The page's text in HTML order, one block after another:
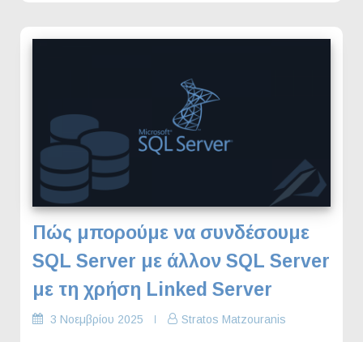
Πώς μπορούμε να συνδέσουμε
SQL Server με άλλον SQL Server
με τη χρήση Linked Server
3 Νοεμβρίου 2025 Stratos Matzouranis